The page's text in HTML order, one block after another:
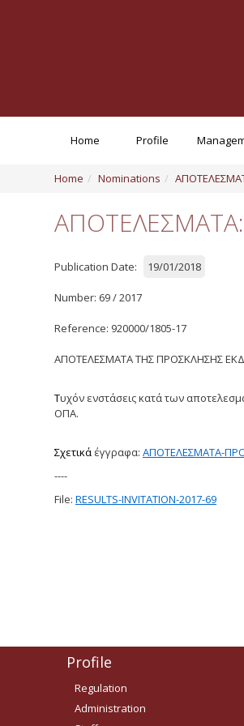
Home Profile
Home Nominations
ΑΠΟΤΕΛΕΣΜΑΤΑ:
Publication Date: 19/01/2018
Number: 69 / 2017
Reference: 920000/1805-17
ΑΠΟΤΕΛΕΣΜΑΤΑ ΤΗΣ ΠΡΟΣΚΛΗΣΗΣ
Τυχόν ενστάσεις κατά των
ΟΠΑ.
Σχετικά έγγραφα: ΑΠΟΤΕΛΕΣΜΑΤΑ-
----
File: RESULTS-INVITATION-2017-69
Profile
Regulation
Administration